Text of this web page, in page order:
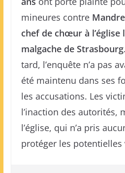
mineures contre
chef de chœur à l’église
malgache de Strasbourg
tard, l’enquête n’a pas
été maintenu dans ses
les accusations. Les
l’inaction des autorités,
l’église, qui n’a pris
protéger les potentielles